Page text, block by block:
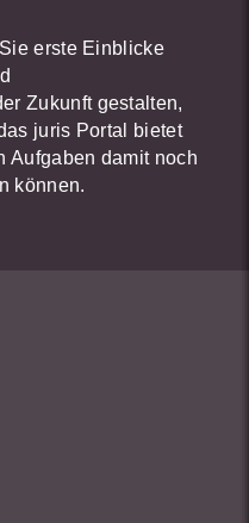
erste Einblicke
Zukunft gestalten,
juris Portal bietet
Aufgaben damit noch
können.